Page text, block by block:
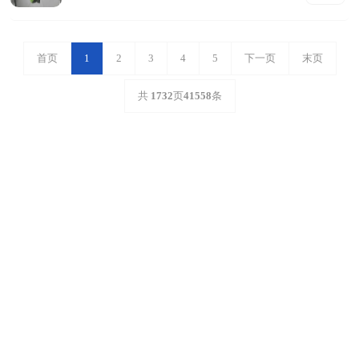
首页 1 2 3 4 5 下一页 末页
共 1732页41558条